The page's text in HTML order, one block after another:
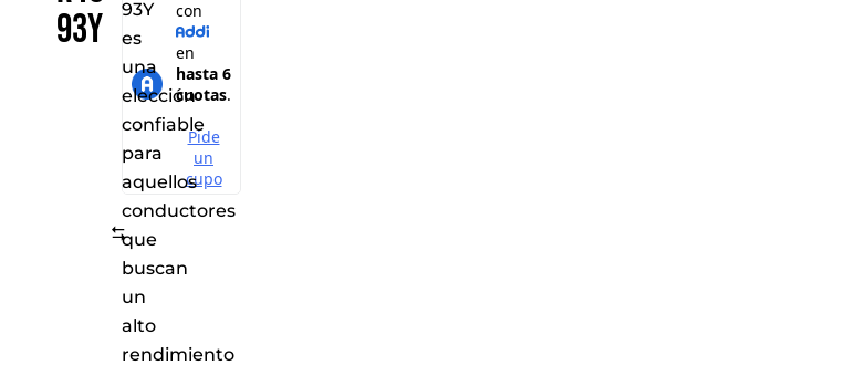
93Y
Comparar
93Y
es
una
elección
confiable
para
aquellos
conductores
que
buscan
un
alto
rendimiento